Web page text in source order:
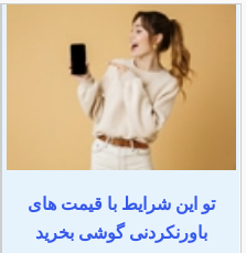
تو این شرایط با قیمت های
باورنکردنی گوشی بخرید